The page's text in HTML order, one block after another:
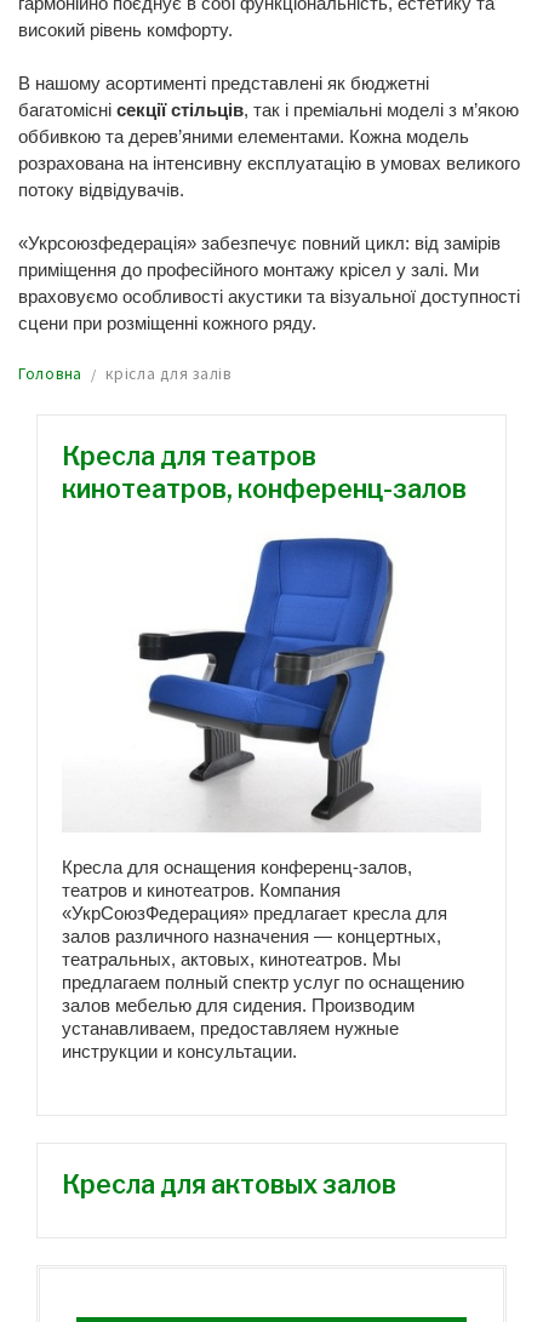
високий рівень комфорту.
В нашому асортименті представлені як бюджетні
багатомісні секції стільців, так і преміальні моделі з м’якою
оббивкою та дерев’яними елементами. Кожна модель
розрахована на інтенсивну експлуатацію в умовах великого
потоку відвідувачів.
«Укрсоюзфедерація» забезпечує повний цикл: від замірів
приміщення до професійного монтажу крісел у залі. Ми
враховуємо особливості акустики та візуальної доступності
сцени при розміщенні кожного ряду.
Головна крісла для залів
Кресла для театров
кинотеатров, конференц-залов
Кресла для оснащения конференц-залов,
театров и кинотеатров. Компания
«УкрСоюзФедерация» предлагает кресла для
залов различного назначения — концертных,
театральных, актовых, кинотеатров. Мы
предлагаем полный спектр услуг по оснащению
залов мебелью для сидения. Производим
устанавливаем, предоставляем нужные
инструкции и консультации.
Кресла для актовых залов